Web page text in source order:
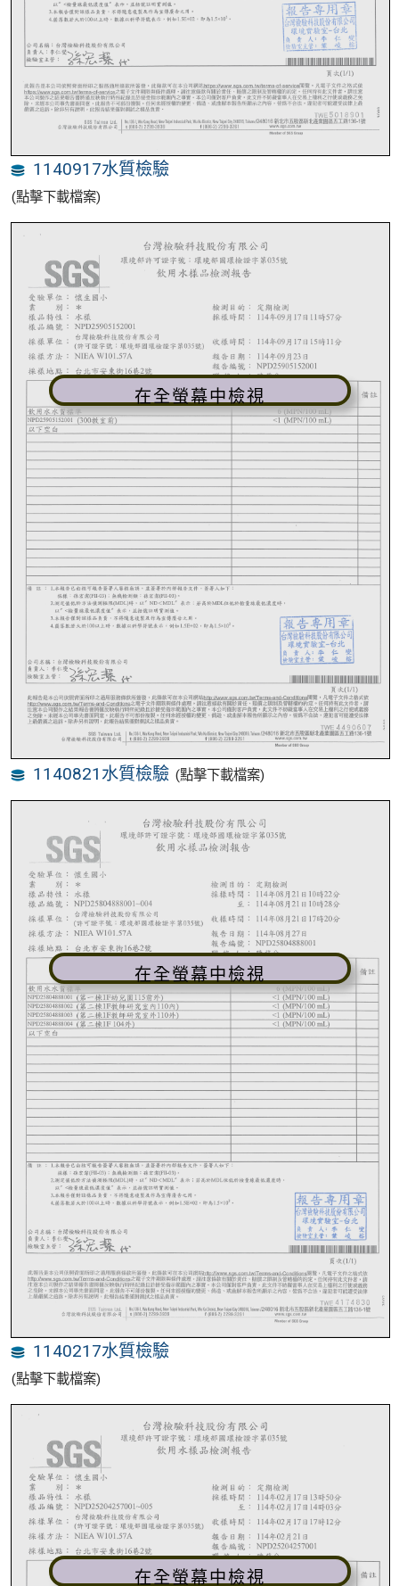
1140917水質檢驗
(點擊下載檔案)
在全螢幕中檢視
1140821水質檢驗 (點擊下載檔案)
在全螢幕中檢視
1140217水質檢驗
(點擊下載檔案)
在全螢幕中檢視